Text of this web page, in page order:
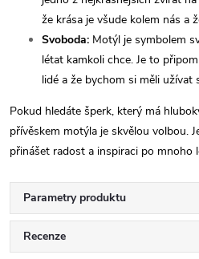
že krása je všude kolem nás a
Svoboda: Motýl je symbolem
létat kamkoli chce. Je to
lidé a že bychom si měli užívat
Pokud hledáte šperk, který má
přívěskem motýla je skvělou volbou.
přinášet radost a inspiraci po mnoho
Parametry produktu
Recenze